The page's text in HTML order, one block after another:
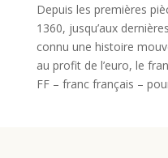
Depuis les premières
1360, jusqu’aux
connu une histoire
au profit de l’euro, le
FF – franc français –